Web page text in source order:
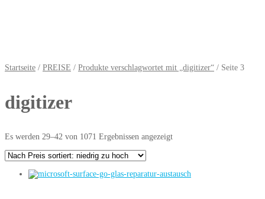
Startseite / PREISE / Produkte verschlagwortet mit „digitizer“ / Seite 3
digitizer
Es werden 29–42 von 1071 Ergebnissen angezeigt